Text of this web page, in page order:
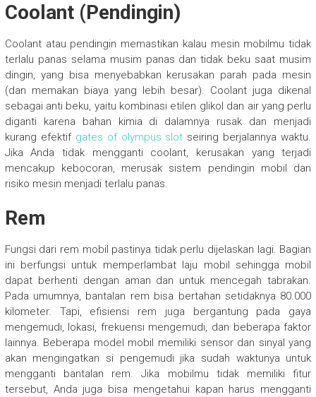
Coolant (Pendingin)
Coolant atau pendingin memastikan kalau mesin mobilmu tidak
terlalu panas selama musim panas dan tidak beku saat musim
dingin, yang bisa menyebabkan kerusakan parah pada mesin
(dan memakan biaya yang lebih besar). Coolant juga dikenal
sebagai anti beku, yaitu kombinasi etilen glikol dan air yang perlu
diganti karena bahan kimia di dalamnya rusak dan menjadi
kurang efektif gates of olympus slot seiring berjalannya waktu.
Jika Anda tidak mengganti coolant, kerusakan yang terjadi
mencakup kebocoran, merusak sistem pendingin mobil dan
risiko mesin menjadi terlalu panas.
Rem
Fungsi dari rem mobil pastinya tidak perlu dijelaskan lagi. Bagian
ini berfungsi untuk memperlambat laju mobil sehingga mobil
dapat berhenti dengan aman dan untuk mencegah tabrakan.
Pada umumnya, bantalan rem bisa bertahan setidaknya 80.000
kilometer. Tapi, efisiensi rem juga bergantung pada gaya
mengemudi, lokasi, frekuensi mengemudi, dan beberapa faktor
lainnya. Beberapa model mobil memiliki sensor dan sinyal yang
akan mengingatkan si pengemudi jika sudah waktunya untuk
mengganti bantalan rem. Jika mobilmu tidak memiliki fitur
tersebut, Anda juga bisa mengetahui kapan harus mengganti